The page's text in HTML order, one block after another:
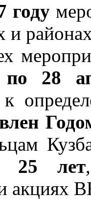
году
и
28
к
25 лет
акциях